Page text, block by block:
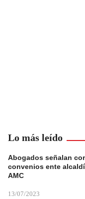
Lo más leído
Abogados señalan
convenios ente
AMC
13/07/2023